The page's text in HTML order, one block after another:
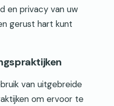
en privacy van uw
gerust hart kunt
van uitgebreide
om ervoor te